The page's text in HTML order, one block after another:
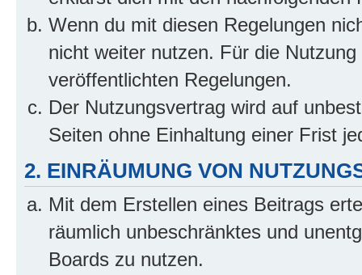
Wenn du mit diesen Regelungen
nicht weiter nutzen. Für die
veröffentlichten Regelungen.
Der Nutzungsvertrag wird auf
Seiten ohne Einhaltung einer Frist
2. EINRÄUMUNG VON
Mit dem Erstellen eines Beitrags
räumlich unbeschränktes und
Boards zu nutzen.